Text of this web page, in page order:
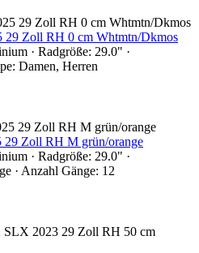
29 Zoll RH 0 cm Whtmtn/Dkmos
· Radgröße: 29.0" ·
Damen, Herren
29 Zoll RH M grün/orange
· Radgröße: 29.0" ·
· Anzahl Gänge: 12